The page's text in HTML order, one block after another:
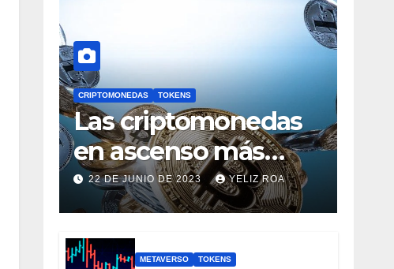
CRIPTOMONEDAS TOKENS
Las criptomonedas
en ascenso más
prometedoras, con
un valor inferior a 1
euro
22 DE JUNIO DE 2023 YELIZ ROA
METAVERSO TOKENS